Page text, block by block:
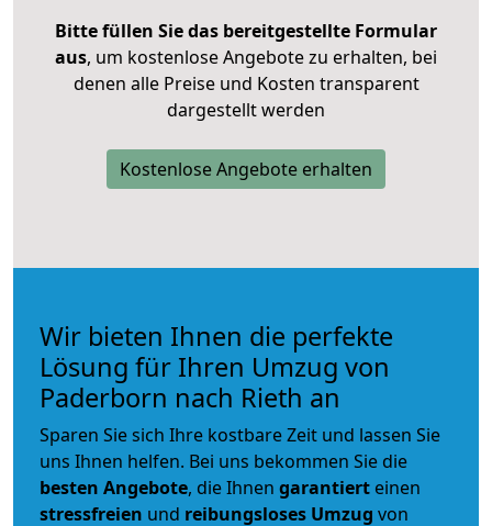
Bitte füllen Sie das bereitgestellte Formular
aus, um kostenlose Angebote zu erhalten, bei
denen alle Preise und Kosten transparent
dargestellt werden
Kostenlose Angebote erhalten
Wir bieten Ihnen die perfekte
Lösung für Ihren Umzug von
Paderborn nach Rieth an
Sparen Sie sich Ihre kostbare Zeit und lassen Sie
uns Ihnen helfen. Bei uns bekommen Sie die
besten Angebote, die Ihnen garantiert einen
stressfreien und reibungsloses Umzug von